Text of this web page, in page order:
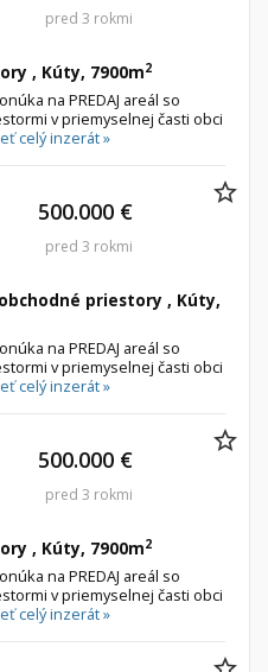
, Kúty, 7900m2
na PREDAJ areál so
v priemyselnej časti obci
celý inzerát »
pred 3 rokmi
priestory , Kúty,
na PREDAJ areál so
v priemyselnej časti obci
celý inzerát »
500.000 €
pred 3 rokmi
, Kúty, 7900m2
na PREDAJ areál so
v priemyselnej časti obci
celý inzerát »
500.000 €
pred 3 rokmi